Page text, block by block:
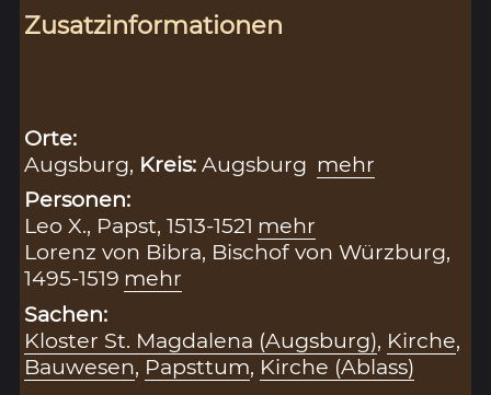
Zusatzinformationen
Orte:
Augsburg, Kreis:Augsburg mehr
Personen:
Leo X., Papst, 1513-1521 mehr
Lorenz von Bibra, Bischof von Würzburg,
1495-1519 mehr
Sachen:
Kloster St. Magdalena (Augsburg), Kirche,
Bauwesen, Papsttum, Kirche (Ablass)